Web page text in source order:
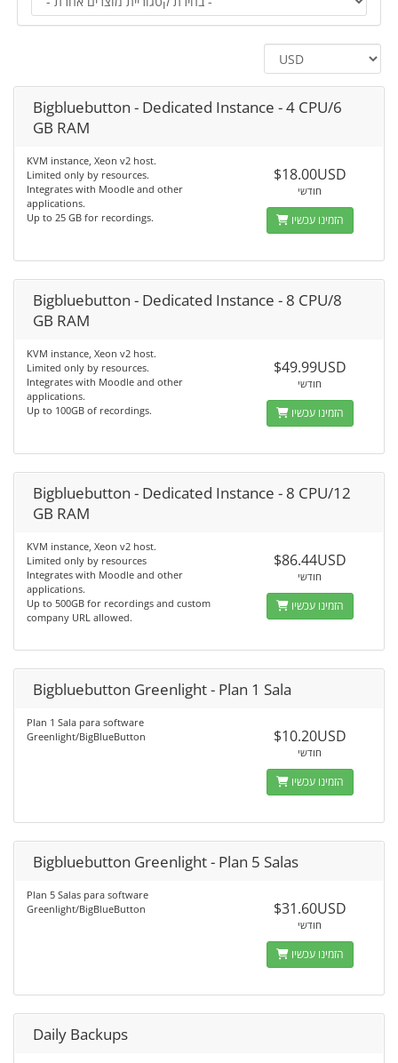
Bigbluebutton - Dedicated Instance - 4 CPU/6
GB RAM
KVM instance, Xeon v2 host.
Limited only by resources.
Integrates with Moodle and other
applications.
Up to 25 GB for recordings.
$18.00USD
חודשי
הזמינו עכשיו
Bigbluebutton - Dedicated Instance - 8 CPU/8
GB RAM
KVM instance, Xeon v2 host.
Limited only by resources.
Integrates with Moodle and other
applications.
Up to 100GB of recordings.
$49.99USD
חודשי
הזמינו עכשיו
Bigbluebutton - Dedicated Instance - 8 CPU/12
GB RAM
KVM instance, Xeon v2 host.
Limited only by resources
Integrates with Moodle and other
applications.
Up to 500GB for recordings and custom
company URL allowed.
$86.44USD
חודשי
הזמינו עכשיו
Bigbluebutton Greenlight - Plan 1 Sala
Plan 1 Sala para software
Greenlight/BigBlueButton
$10.20USD
חודשי
הזמינו עכשיו
Bigbluebutton Greenlight - Plan 5 Salas
Plan 5 Salas para software
Greenlight/BigBlueButton
$31.60USD
חודשי
הזמינו עכשיו
Daily Backups